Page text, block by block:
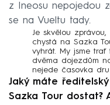
z Ineosu nepojedou
se na Vueltu tady.
Je skvělou
chystá na Sazka
vyhrát. My jsme trať
dvěma dojezdům
nejede časovka
Jaký máte
Sazka Tour dostat?